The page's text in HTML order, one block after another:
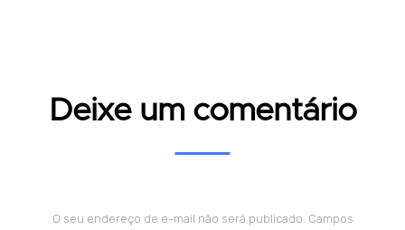
Deixe um comentário
O seu endereço de e-mail não será publicado. Campos